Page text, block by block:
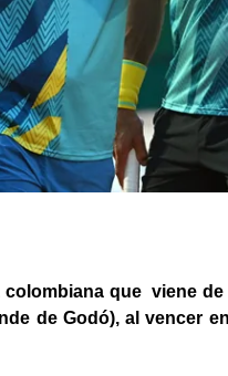
que viene
de Godó), al vencer